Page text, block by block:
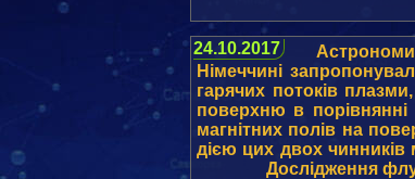
24.10.2017 Астрономи
Німеччині
гарячих потоків
поверхню в
магнітних полів на
дією цих двох чинників
Дослідження